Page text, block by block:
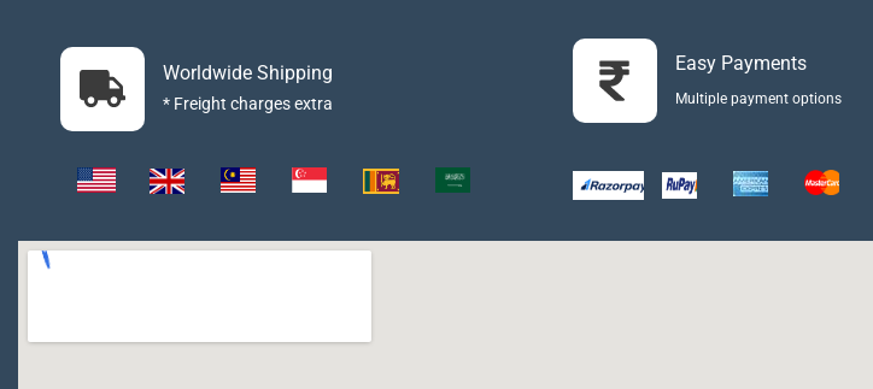
Worldwide Shipping
* Freight charges extra
Easy Payments
Multiple payment options